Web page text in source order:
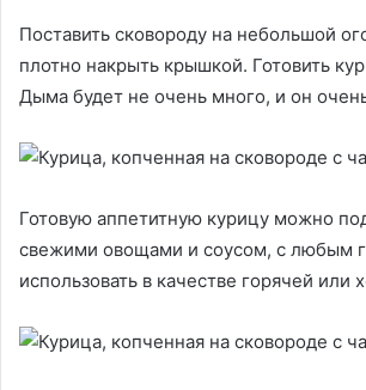
Поставить сковороду на небольшой
плотно накрыть крышкой. Готовить
Дыма будет не очень много, и он
Готовую аппетитную курицу можно
свежими овощами и соусом, с любым
использовать в качестве горячей или